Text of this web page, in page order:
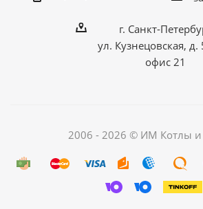
г. Санкт-
ул. Кузнецовская, д.
офис 21
2006 - 2026 © ИМ Котлы и